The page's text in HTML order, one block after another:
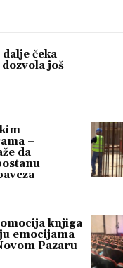
čeka
još
–
da
knjiga
emocijama
Pazaru